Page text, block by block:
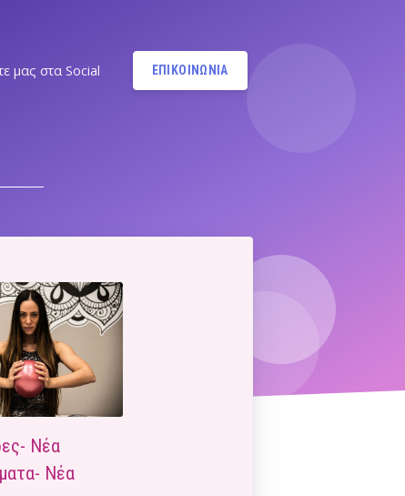
μας στα Social
Pilates by Mandy
FACEBOOK ΕΛΛΗΝΙΚΟΥ
Pilates by Mandy
FACEBOOK ΑΛΙΜΟΥ
FACEBOOK N.ΨΥΧΙΚΟΥ
Pilates by Mandy
ΕΠΙΚΟΙΝΩΝΙΑ
Νέα
Νέα